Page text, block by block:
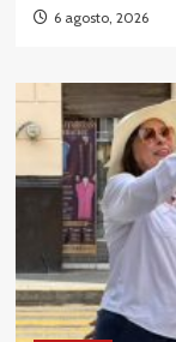
6 agosto, 2026